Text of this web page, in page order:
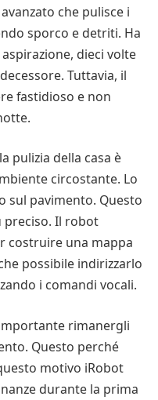
che pulisce i
sporco e detriti. Ha
dieci volte
Tuttavia, il
fastidioso e non
pulizia della casa è
circostante. Lo
sul pavimento. Questo
preciso. Il robot
costruire una mappa
possibile indirizzarlo
i comandi vocali.
importante rimanergli
Questo perché
motivo iRobot
durante la prima